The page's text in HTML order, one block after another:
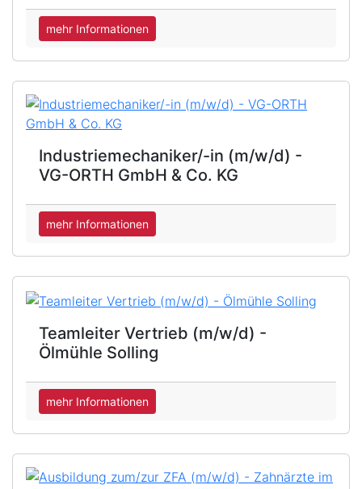
mehr Informationen
Industriemechaniker/-in (m/w/d) -
VG-ORTH GmbH & Co. KG
mehr Informationen
Teamleiter Vertrieb (m/w/d) -
Ölmühle Solling
mehr Informationen